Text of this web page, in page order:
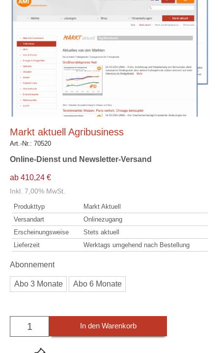
Markt aktuell Agribusiness
Art.-Nr.: 70520
Online-Dienst und Newsletter-Versand
ab 410,24 €
Inkl. 7,00% MwSt.
Produkttyp
Markt Aktuell
Versandart
Onlinezugang
Erscheinungsweise
Stets aktuell
Lieferzeit
Werktags umgehend nach Bestellung
Abonnement
Abo 3 Monate Abo 6 Monate
In den Warenkorb